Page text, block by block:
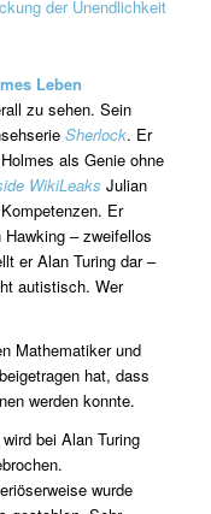
der Unendlichkeit
Leben
zu sehen. Sein
Sherlock. Er
als Genie ohne
WikiLeaks Julian
Er
– zweifellos
er Alan Turing dar –
autistisch. Wer
Mathematiker und
hat, dass
werden konnte.
wird bei Alan Turing
wurde